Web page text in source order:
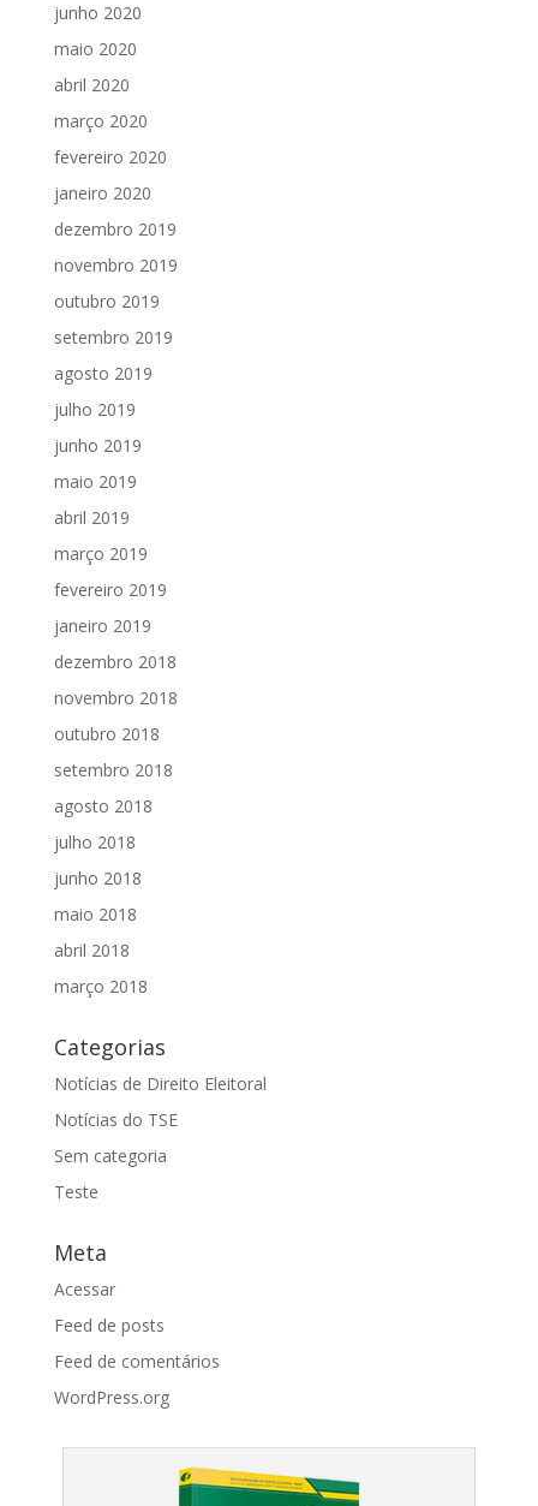
junho 2020
maio 2020
abril 2020
março 2020
fevereiro 2020
janeiro 2020
dezembro 2019
novembro 2019
outubro 2019
setembro 2019
agosto 2019
julho 2019
junho 2019
maio 2019
abril 2019
março 2019
fevereiro 2019
janeiro 2019
dezembro 2018
novembro 2018
outubro 2018
setembro 2018
agosto 2018
julho 2018
junho 2018
maio 2018
abril 2018
março 2018
Categorias
Notícias de Direito Eleitoral
Notícias do TSE
Sem categoria
Teste
Meta
Acessar
Feed de posts
Feed de comentários
WordPress.org